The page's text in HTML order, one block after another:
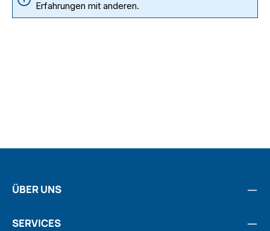
Erfahrungen mit anderen.
ÜBER UNS
SERVICES